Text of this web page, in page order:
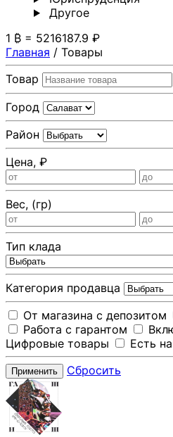
Другoе
1 ₿ = 5216187.9 ₽
Главная / Товары
Товар
Город
Район
Цена, ₽
Вес, (гр)
Тип клада
Категория продавца
От магазина с депозитом
Работа с гарантом
Цифровые товары
Есть
Применить Сбросить